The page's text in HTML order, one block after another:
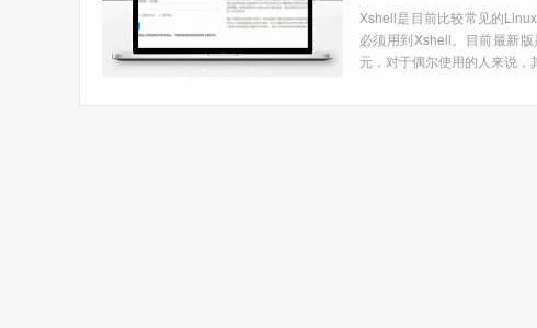
Xshell是目前比较常见的
必须用到Xshell。目前最新
元，对于偶尔使用的人来说，其